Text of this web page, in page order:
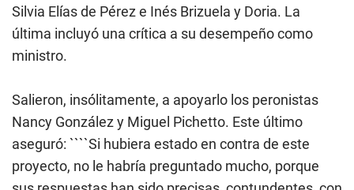
Silvia Elías de Pérez e Inés Brizuela y Doria. La
última incluyó una crítica a su desempeño como
ministro.­
Salieron, insólitamente, a apoyarlo los peronistas
Nancy González y Miguel Pichetto. Este último
aseguró: ````Si hubiera estado en contra de este
proyecto, no le habría preguntado mucho, porque